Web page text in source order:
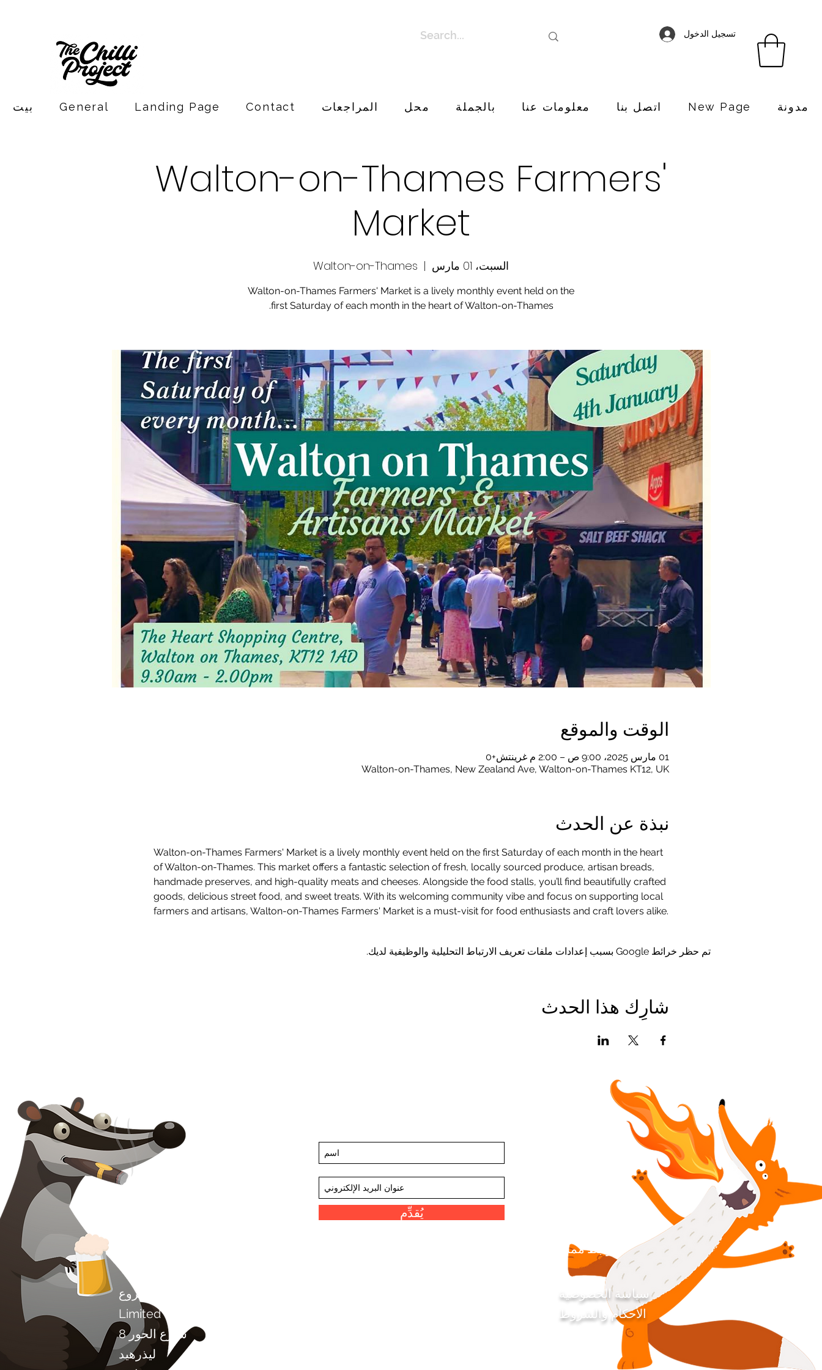
تسجيل الدخول
بيت General Landing Page Contact المراجعات محل بالجملة معلومات عنا اتصل بنا New Page مدونة
Walton-on-Thames Farmers'
Market
السبت، 01 مارس
  |
Walton-on-Thames
Walton-on-Thames Farmers' Market is a lively monthly event held on the
first Saturday of each month in the heart of Walton-on-Thames.
الوقت والموقع
01 مارس 2025، 9:00 ص – 2:00 م غرينتش+0
Walton-on-Thames, New Zealand Ave, Walton-on-Thames KT12, UK
نبذة عن الحدث
Walton-on-Thames Farmers' Market is a lively monthly event held on the first Saturday of each month in the heart
of Walton-on-Thames. This market offers a fantastic selection of fresh, locally sourced produce, artisan breads,
handmade preserves, and high-quality meats and cheeses. Alongside the food stalls, you’ll find beautifully crafted
goods, delicious street food, and sweet treats. With its welcoming community vibe and focus on supporting local
farmers and artisans, Walton-on-Thames Farmers' Market is a must-visit for food enthusiasts and craft lovers alike.
تم حظر خرائط Google بسبب إعدادات ملفات تعريف الارتباط التحليلية والوظيفية لديك.
شارِك هذا الحدث
يُقدِّم
روابط مملة
مشروع Chilli Project Artisan Foods
Limited
8 شارع الحور
ليذرهيد
سياسة الخصوصية
الأحكام والشروط